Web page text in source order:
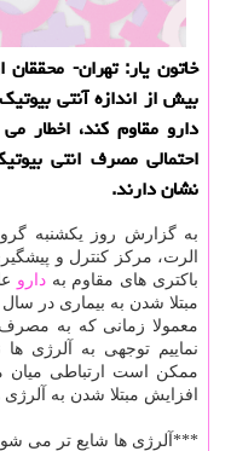
خاتون یار: تهران-
بیش از اندازه آنتی
دارو مقاوم كند، اخطار
احتمالی مصرف انتی
نشان دارند.
به گزارش روز یكشنبه گروه
الرت، مركز كنترل و
باكتری های مقاوم بهدارو
مبتلا شدن به بیماری در سال
معمولا زمانی كه به مصرف
نماییم توجهی به آلرژی
ممكن است ارتباطی میان
افزایش مبتلا شدن به آلرژی
***آلرژی ها شایع تر می